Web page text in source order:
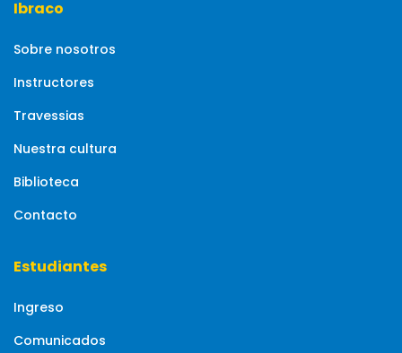
Ibraco
Sobre nosotros
Instructores
Travessias
Nuestra cultura
Biblioteca
Contacto
Estudiantes
Ingreso
Comunicados